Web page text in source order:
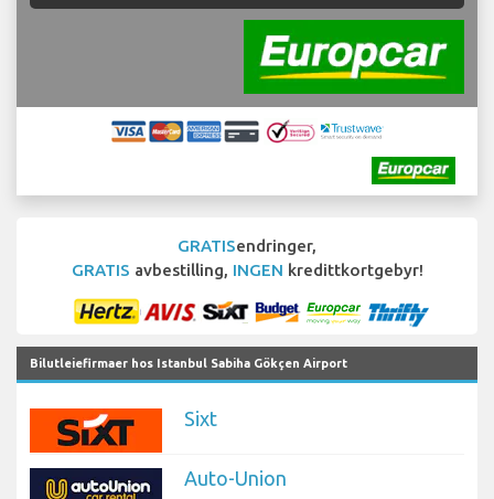
GRATISendringer,
GRATIS avbestilling, INGEN kredittkortgebyr!
Bilutleiefirmaer hos Istanbul Sabiha Gökçen Airport
Sixt
Auto-Union